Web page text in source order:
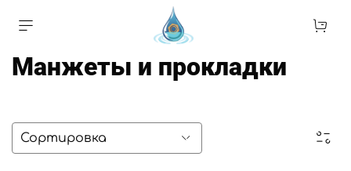
Манжеты и прокладки